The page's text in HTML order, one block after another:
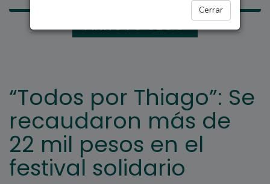
Cerrar
ARROYO SECO
“Todos por Thiago”: Se
recaudaron más de
22 mil pesos en el
festival solidario